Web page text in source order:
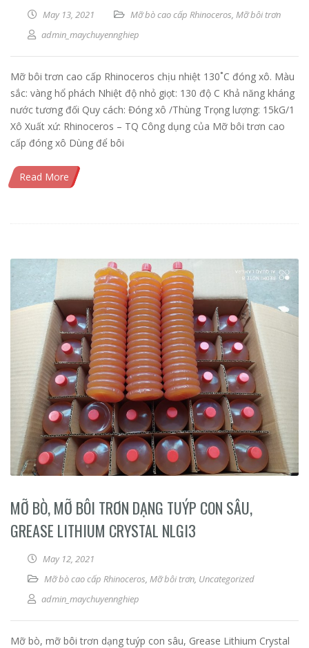
May 13, 2021 Mỡ bò cao cấp Rhinoceros, Mỡ bôi trơn
admin_maychuyennghiep
Mỡ bôi trơn cao cấp Rhinoceros chịu nhiệt 130˚C đóng xô. Màu
sắc: vàng hổ phách Nhiệt độ nhỏ giọt: 130 độ C Khả năng kháng
nước tương đối Quy cách: Đóng xô /Thùng Trọng lượng: 15kG/1
Xô Xuất xứ: Rhinoceros – TQ Công dụng của Mỡ bôi trơn cao
cấp đóng xô Dùng để bôi
Read More
MỠ BÒ, MỠ BÔI TRƠN DẠNG TUÝP CON SÂU,
GREASE LITHIUM CRYSTAL NLGI3
May 12, 2021
Mỡ bò cao cấp Rhinoceros, Mỡ bôi trơn, Uncategorized
admin_maychuyennghiep
Mỡ bò, mỡ bôi trơn dạng tuýp con sâu, Grease Lithium Crystal